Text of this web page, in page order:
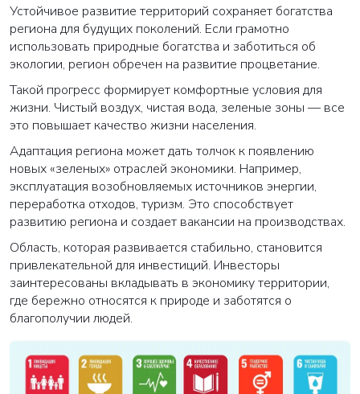
Устойчивое развитие территорий сохраняет богатства
региона для будущих поколений. Если грамотно
использовать природные богатства и заботиться об
экологии, регион обречен на развитие процветание.
Такой прогресс формирует комфортные условия для
жизни. Чистый воздух, чистая вода, зеленые зоны — все
это повышает качество жизни населения.
Адаптация региона может дать толчок к появлению
новых «зеленых» отраслей экономики. Например,
эксплуатация возобновляемых источников энергии,
переработка отходов, туризм. Это способствует
развитию региона и создает вакансии на производствах.
Область, которая развивается стабильно, становится
привлекательной для инвестиций. Инвесторы
заинтересованы вкладывать в экономику территории,
где бережно относятся к природе и заботятся о
благополучии людей.